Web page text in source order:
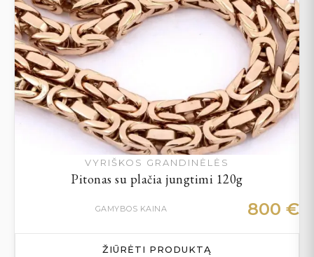
VYRIŠKOS GRANDINĖLĖS
Pitonas su plačia jungtimi 120g
GAMYBOS KAINA 800 €
ŽIŪRĖTI PRODUKTĄ